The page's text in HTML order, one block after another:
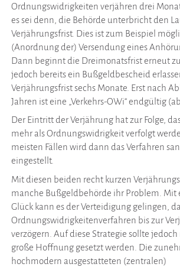
Ordnungswidrigkeiten verjähren drei
es sei denn, die Behörde unterbricht den
Verjährungsfrist. Dies ist zum Beispiel
(Anordnung der) Versendung eines
Dann beginnt die Dreimonatsfrist erneut
jedoch bereits ein Bußgeldbescheid
Verjährungsfrist sechs Monate. Erst nach
Jahren ist eine „Verkehrs-OWi“ endgültig
Der Eintritt der Verjährung hat zur Folge,
mehr als Ordnungswidrigkeit verfolgt
meisten Fällen wird dann das Verfahren
eingestellt.
Mit diesen beiden recht kurzen
manche Bußgeldbehörde ihr Problem. Mit
Glück kann es der Verteidigung gelingen,
Ordnungswidrigkeitenverfahren bis zur
verzögern. Auf diese Strategie sollte
große Hoffnung gesetzt werden. Die
hochmodern ausgestatteten (zentralen)